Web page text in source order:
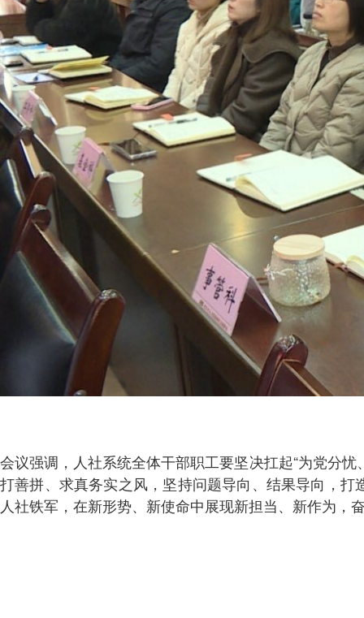
会议强调，人社系统全体干部职工要坚决扛起“为党分
打善拼、求真务实之风，坚持问题导向、结果导向，
人社铁军，在新形势、新使命中展现新担当、新作为